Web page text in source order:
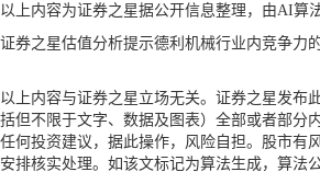
内容为证券之星据公开信息整理，由AI算法
之星估值分析提示德利机械行业内竞争力的
内容与证券之星立场无关。证券之星发布此
括但不限于文字、数据及图表）全部或者部
何投资建议，据此操作，风险自担。股市有
排核实处理。如该文标记为算法生成，算法